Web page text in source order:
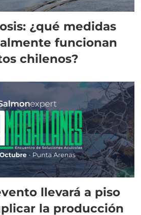
¿qué medidas
funcionan
chilenos?
llevará a piso
la producción